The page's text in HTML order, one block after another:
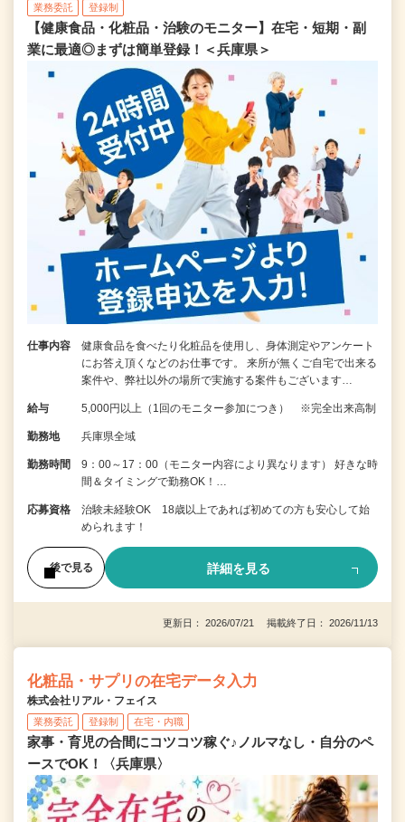
業務委託 登録制
【健康食品・化粧品・治験のモニター】在宅・短期・副
業に最適◎まずは簡単登録！＜兵庫県＞
仕事内容
健康食品を食べたり化粧品を使用し、身体測定やアンケート
にお答え頂くなどのお仕事です。 来所が無くご自宅で出来る
案件や、弊社以外の場所で実施する案件もございます…
給与 5,000円以上（1回のモニター参加につき） ※完全出来高制
勤務地 兵庫県全域
勤務時間
9：00～17：00（モニター内容により異なります） 好きな時
間＆タイミングで勤務OK！…
応募資格
治験未経験OK 18歳以上であれば初めての方も安心して始
められます！
後で見る 詳細を見る
更新日： 2026/07/21 掲載終了日： 2026/11/13
化粧品・サプリの在宅データ入力
株式会社リアル・フェイス
業務委託 登録制 在宅・内職
家事・育児の合間にコツコツ稼ぐ♪ノルマなし・自分のペ
ースでOK！〈兵庫県〉